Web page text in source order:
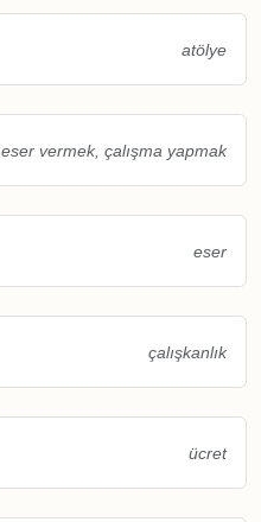
atölye
eser vermek, çalışma yapmak
eser
çalışkanlık
ücret